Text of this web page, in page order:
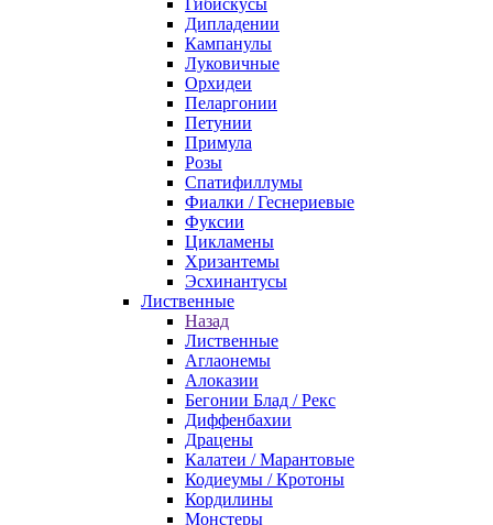
Дипладении
Кампанулы
Луковичные
Орхидеи
Пеларгонии
Петунии
Примула
Розы
Спатифиллумы
Фиалки / Геснериевые
Фуксии
Цикламены
Хризантемы
Эсхинантусы
Лиственные
Назад
Лиственные
Аглаонемы
Алоказии
Бегонии Блад / Рекс
Диффенбахии
Драцены
Калатеи / Марантовые
Кодиеумы / Кротоны
Кордилины
Монстеры